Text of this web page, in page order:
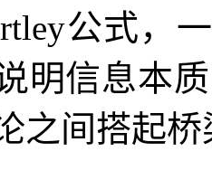
公式，
明信息本
之间搭起桥